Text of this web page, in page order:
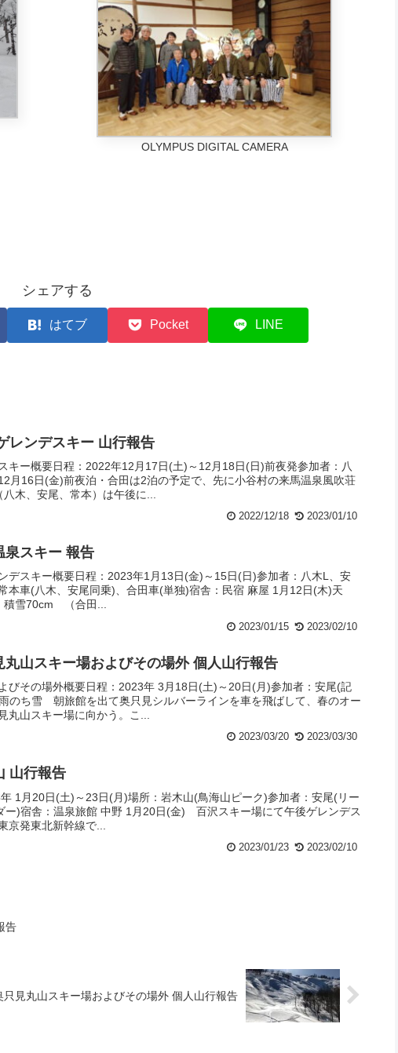
OLYMPUS DIGITAL CAMERA
シェアする
はてブ Pocket LINE
レンデスキー 山行報告
ー概要日程：2022年12月17日(土)～12月18日(日)前夜発参加者：八
月16日(金)前夜泊・合田は2泊の予定で、先に小谷村の来馬温泉風吹荘
木、安尾、常本）は午後に...
2022/12/18 2023/01/10
泉スキー 報告
デスキー概要日程：2023年1月13日(金)～15日(日)参加者：八木L、安
本車(八木、安尾同乗)、合田車(単独)宿舎：民宿 麻屋 1月12日(木)天
雪70cm （合田...
2023/01/15 2023/02/10
丸山スキー場およびその場外 個人山行報告
びその場外概要日程：2023年 3月18日(土)～20日(月)参加者：安尾(記
のち雪 朝旅館を出て奥只見シルバーラインを車を飛ばして、春のオー
丸山スキー場に向かう。こ...
2023/03/20 2023/03/30
山行報告
1月20日(土)～23日(月)場所：岩木山(鳥海山ピーク)参加者：安尾(リー
ー)宿舎：温泉旅館 中野 1月20日(金) 百沢スキー場にて午後ゲレンデス
発東北新幹線で...
2023/01/23 2023/02/10
告
只見丸山スキー場およびその場外 個人山行報告